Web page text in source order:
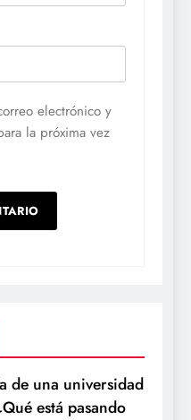
electrónico y
la próxima vez
de una universidad
está pasando